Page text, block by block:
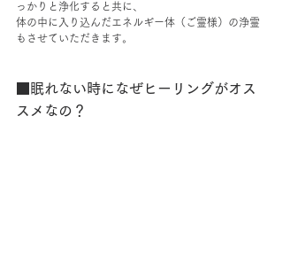
っかりと浄化すると共に、
体の中に入り込んだエネルギー体（ご霊様）の浄霊
もさせていただきます。
■眠れない時になぜヒーリングがオス
スメなの？